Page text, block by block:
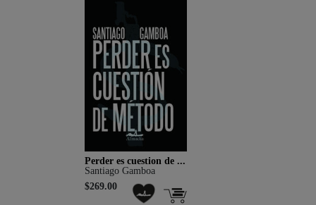
Perder es cuestion de ...
Santiago Gamboa
$269.00